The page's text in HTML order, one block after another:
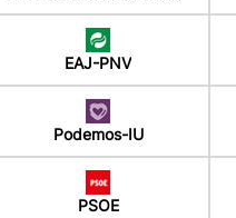
EAJ-PNV
Podemos-IU
PSOE